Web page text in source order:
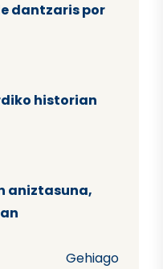
dantzaris por
historian
aniztasuna,
Gehiago